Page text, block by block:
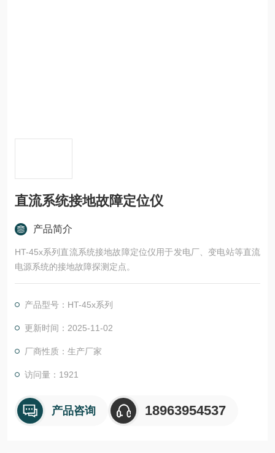
直流系统接地故障定位仪
产品简介
HT-45x系列直流系统接地故障定位仪用于发电厂、变电站等直流
电源系统的接地故障探测定点。
产品型号：HT-45x系列
更新时间：2025-11-02
厂商性质：生产厂家
访问量：1921
产品咨询 18963954537